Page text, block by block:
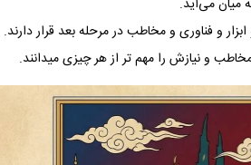
میان می‌آید.
و فناوری و مخاطب در مرحله بعد قرار دارند.
و نیازش را مهم تر از هر چیزی میدانند.